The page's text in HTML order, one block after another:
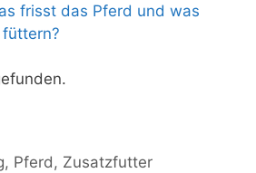
frisst das Pferd und was
, Pferd, Zusatzfutter